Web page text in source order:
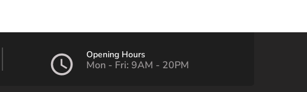
Opening Hours
Mon - Fri: 9AM - 20PM